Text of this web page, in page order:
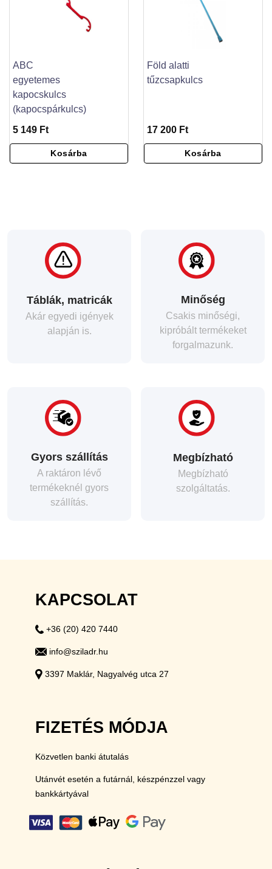
ABC
egyetemes
kapocskulcs
(kapocspárkulcs)
5 149 Ft
Kosárba
Föld alatti
tűzcsapkulcs
17 200 Ft
Kosárba
Táblák, matricák
Akár egyedi igények
alapján is.
Minőség
Csakis minőségi,
kipróbált termékeket
forgalmazunk.
Gyors szállítás
A raktáron lévő
termékeknél gyors
szállítás.
Megbízható
Megbízható
szolgáltatás.
KAPCSOLAT
+36 (20) 420 7440
info@sziladr.hu
3397 Maklár, Nagyalvég utca 27
FIZETÉS MÓDJA
Közvetlen banki átutalás
Utánvét esetén a futárnál, készpénzzel vagy
bankkártyával